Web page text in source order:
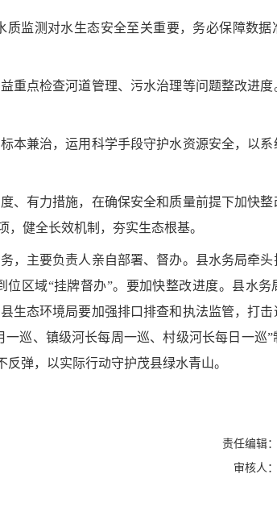
监测对水生态安全至关重要，务必保障数据
点检查河道管理、污水治理等问题整改进度
本兼治，运用科学手段守护水资源安全，以
、有力措施，在确保安全和质量前提下加快
健全长效机制，夯实生态根基。
，主要负责人亲自部署、督办。县水务局牵
区域“挂牌督办”。要加快整改进度。县水务
生态环境局要加强排口排查和执法监管，打
巡、镇级河长每周一巡、村级河长每日一巡
弹，以实际行动守护茂县绿水青山。
责任编辑
审核人